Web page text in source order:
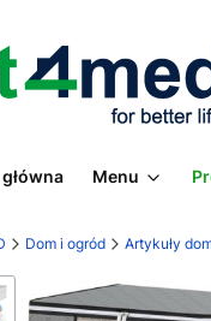
Menu
Dom i ogród Artykuły